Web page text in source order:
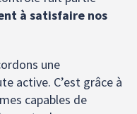
à satisfaire nos
une
active. C’est grâce à
capables de